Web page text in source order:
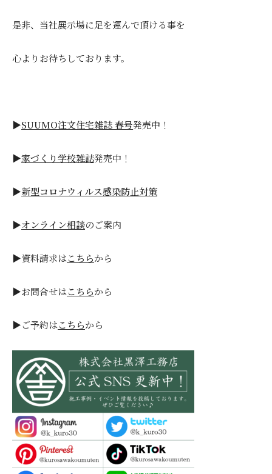
是非、当社展示場に足を運んで頂ける事を
心よりお待ちしております。
▶SUUMO注文住宅雑誌 春号発売中！
▶家づくり学校雑誌発売中！
▶新型コロナウィルス感染防止対策
▶オンライン相談のご案内
▶資料請求はこちらから
▶お問合せはこちらから
▶ご予約はこちらから